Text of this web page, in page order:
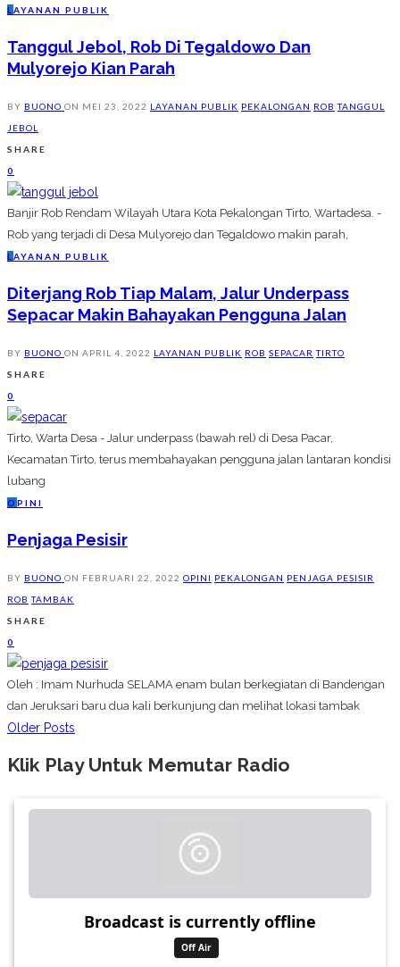
L AYANAN PUBLIK
Tanggul Jebol, Rob Di Tegaldowo Dan
Mulyorejo Kian Parah
BY BUONO ON MEI 23, 2022 LAYANAN PUBLIK PEKALONGAN ROB TANGGUL
JEBOL
SHARE
0
Banjir Rob Rendam Wilayah Utara Kota Pekalongan Tirto, Wartadesa. -
Rob yang terjadi di Desa Mulyorejo dan Tegaldowo makin parah,
L AYANAN PUBLIK
Diterjang Rob Tiap Malam, Jalur Underpass
Sepacar Makin Bahayakan Pengguna Jalan
BY BUONO ON APRIL 4, 2022 LAYANAN PUBLIK ROB SEPACAR TIRTO
SHARE
0
Tirto, Warta Desa - Jalur underpass (bawah rel) di Desa Pacar,
Kecamatan Tirto, terus membahayakan pengguna jalan lantaran kondisi
lubang
O PINI
Penjaga Pesisir
BY BUONO ON FEBRUARI 22, 2022 OPINI PEKALONGAN PENJAGA PESISIR
ROB TAMBAK
SHARE
0
Oleh : Imam Nurhuda SELAMA enam bulan berkegiatan di Bandengan
dan Jeruksari baru dua kali berkunjung dan melihat lokasi tambak
Older Posts
Klik Play Untuk Memutar Radio